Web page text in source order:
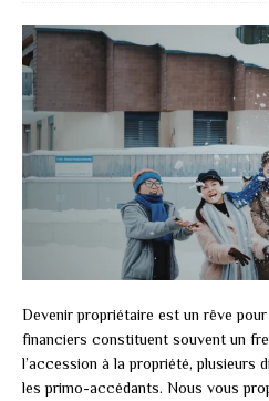
Devenir propriétaire est un rêve
financiers constituent souvent un
l’accession à la propriété, plusieurs
les primo-accédants. Nous vous